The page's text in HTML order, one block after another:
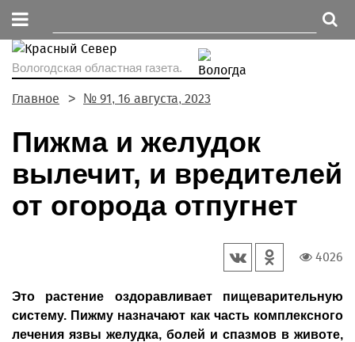
Вологодская областная газета.
Главное № 91, 16 августа, 2023
Пижма и желудок
вылечит, и вредителей
от огорода отпугнет
4026
Это растение оздоравливает пищеварительную
систему. Пижму назначают как часть комплексного
лечения язвы желудка, болей и спазмов в животе,